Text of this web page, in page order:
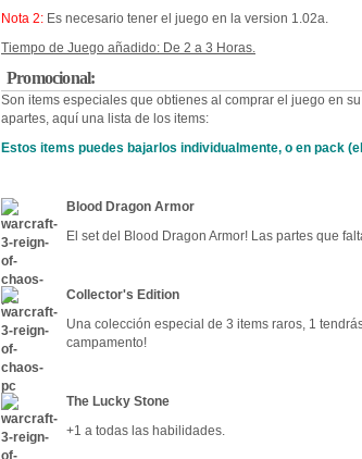
Nota 2: Es necesario tener el juego en la version 1.02a.
Tiempo de Juego añadido: De 2 a 3 Horas.
Promocional:
Son items especiales que obtienes al comprar el juego en
apartes, aquí una lista de los items:
Estos items puedes bajarlos individualmente, o en pack
Blood Dragon Armor
El set del Blood Dragon Armor! Las partes que
Collector's Edition
Una colección especial de 3 items raros, 1
campamento!
The Lucky Stone
+1 a todas las habilidades.